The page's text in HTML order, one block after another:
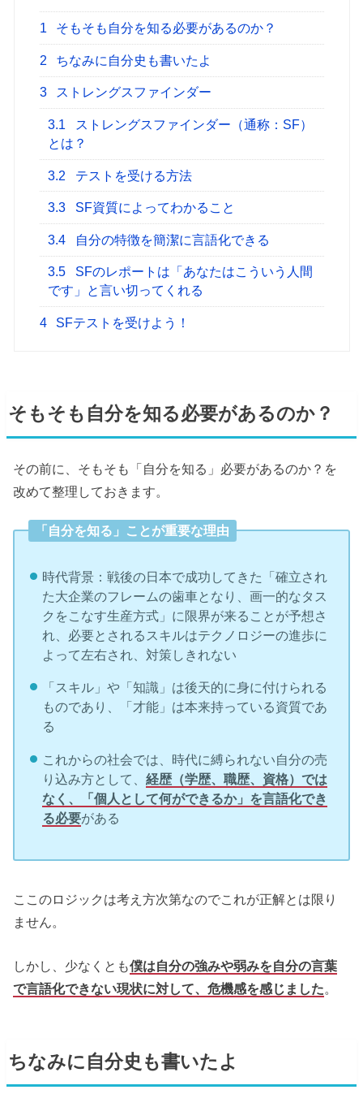
1 そもそも自分を知る必要があるのか？
2 ちなみに自分史も書いたよ
3 ストレングスファインダー
3.1
ストレングスファインダー（通称：SF）
とは？
3.2 テストを受ける方法
3.3 SF資質によってわかること
3.4 自分の特徴を簡潔に言語化できる
3.5
SFのレポートは「あなたはこういう人間
です」と言い切ってくれる
4 SFテストを受けよう！
そもそも自分を知る必要があるのか？
その前に、そもそも「自分を知る」必要があるのか？を
改めて整理しておきます。
「自分を知る」ことが重要な理由
時代背景：戦後の日本で成功してきた「確立され
た大企業のフレームの歯車となり、画一的なタス
クをこなす生産方式」に限界が来ることが予想さ
れ、必要とされるスキルはテクノロジーの進歩に
よって左右され、対策しきれない
「スキル」や「知識」は後天的に身に付けられる
ものであり、「才能」は本来持っている資質であ
る
これからの社会では、時代に縛られない自分の売
り込み方として、 経歴（学歴、職歴、資格）では
なく、「個人として何ができるか」を言語化でき
る必要がある
ここのロジックは考え方次第なのでこれが正解とは限り
ません。
しかし、少なくとも僕は自分の強みや弱みを自分の言葉
で言語化できない現状に対して、危機感を感じました。
ちなみに自分史も書いたよ